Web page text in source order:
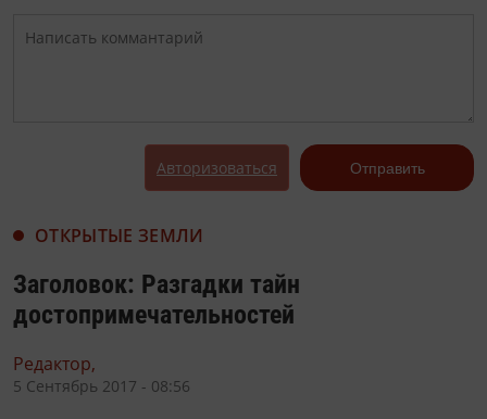
Авторизоваться Отправить
ОТКРЫТЫЕ ЗЕМЛИ
Заголовок: Разгадки тайн
достопримечательностей
Редактор,
5 Сентябрь 2017 - 08:56